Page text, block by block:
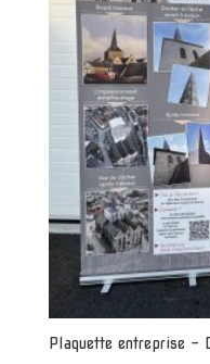
Plaquette entreprise